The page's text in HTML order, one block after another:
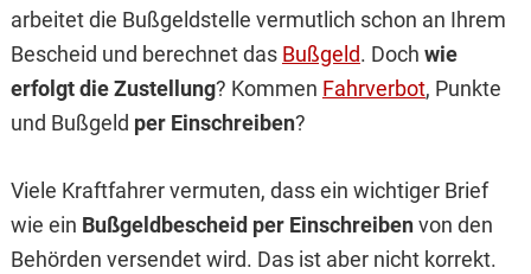
arbeitet die Bußgeldstelle vermutlich schon an Ihrem
Bescheid und berechnet das Bußgeld. Doch wie
erfolgt die Zustellung? Kommen Fahrverbot, Punkte
und Bußgeld per Einschreiben?
Viele Kraftfahrer vermuten, dass ein wichtiger Brief
wie ein Bußgeldbescheid per Einschreibenvon den
Behörden versendet wird. Das ist aber nicht korrekt.